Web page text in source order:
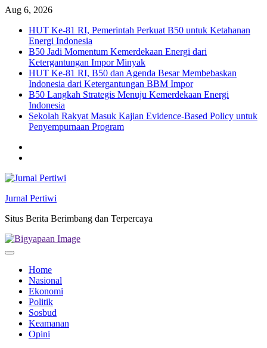
Skip
content
Aug 6, 2026
HUT Ke-81 RI, Pemerintah Perkuat B50 untuk Ketahanan
Energi Indonesia
B50 Jadi Momentum Kemerdekaan Energi dari
Ketergantungan Impor Minyak
HUT Ke-81 RI, B50 dan Agenda Besar Membebaskan
Indonesia dari Ketergantungan BBM Impor
B50 Langkah Strategis Menuju Kemerdekaan Energi
Indonesia
Sekolah Rakyat Masuk Kajian Evidence-Based Policy untuk
Penyempurnaan Program
Jurnal Pertiwi
Situs Berita Berimbang dan Terpercaya
Home
Nasional
Ekonomi
Politik
Sosbud
Keamanan
Opini